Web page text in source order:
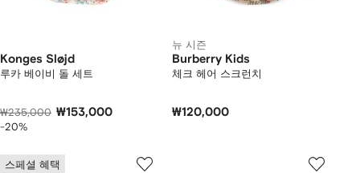
Konges Sløjd
루카 베이비 돌 세트
₩235,000 ₩153,000
-20%
뉴 시즌
Burberry Kids
체크 헤어 스크런치
₩120,000
스페셜 혜택